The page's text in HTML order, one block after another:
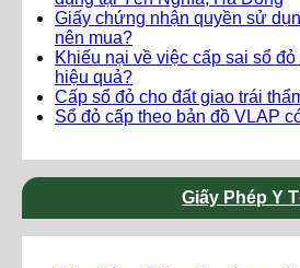
Giấy chứng nhận quyền sử
nên mua?
Khiếu nại về việc cấp sai sổ
hiệu quả?
Cấp sổ đỏ cho đất giao trái
Sổ đỏ cấp theo bản đồ VLAP
Giấy Phép Y